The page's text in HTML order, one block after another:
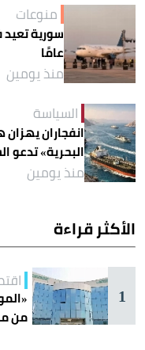
منوعات
عامًا
منذ يومين
السياسة
انفجاران يهزان
البحرية» تدعو
منذ يومين
الأكثر قراءة
1
من